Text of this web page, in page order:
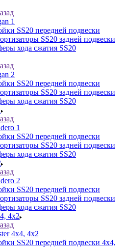
1
SS20 передней подвески
SS20 задней подвески
хода сжатия SS20
2
SS20 передней подвески
SS20 задней подвески
хода сжатия SS20
1
SS20 передней подвески
SS20 задней подвески
хода сжатия SS20
2
SS20 передней подвески
SS20 задней подвески
хода сжатия SS20
4x2
4х4, 4x2
SS20 передней подвески 4х4,